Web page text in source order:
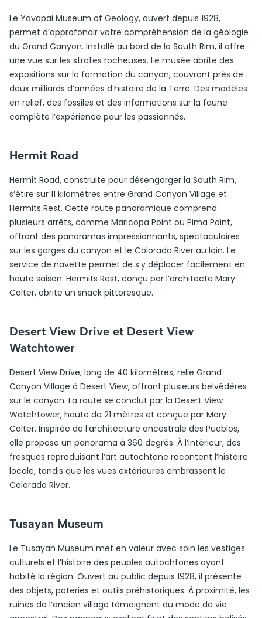
Le Yavapai Museum of Geology, ouvert depuis 1928,
permet d’approfondir votre compréhension de la géologie
du Grand Canyon. Installé au bord de la South Rim, il offre
une vue sur les strates rocheuses. Le musée abrite des
expositions sur la formation du canyon, couvrant près de
deux milliards d’années d’histoire de la Terre. Des modèles
en relief, des fossiles et des informations sur la faune
complète l’expérience pour les passionnés.
Hermit Road
Hermit Road, construite pour désengorger la South Rim,
s’étire sur 11 kilomètres entre Grand Canyon Village et
Hermits Rest. Cette route panoramique comprend
plusieurs arrêts, comme Maricopa Point ou Pima Point,
offrant des panoramas impressionnants, spectaculaires
sur les gorges du canyon et le Colorado River au loin. Le
service de navette permet de s’y déplacer facilement en
haute saison. Hermits Rest, conçu par l’architecte Mary
Colter, abrite un snack pittoresque.
Desert View Drive et Desert View
Watchtower
Desert View Drive, long de 40 kilomètres, relie Grand
Canyon Village à Desert View, offrant plusieurs belvédères
sur le canyon. La route se conclut par la Desert View
Watchtower, haute de 21 mètres et conçue par Mary
Colter. Inspirée de l’architecture ancestrale des Pueblos,
elle propose un panorama à 360 degrés. À l’intérieur, des
fresques reproduisant l’art autochtone racontent l’histoire
locale, tandis que les vues extérieures embrassent le
Colorado River.
Tusayan Museum
Le Tusayan Museum met en valeur avec soin les vestiges
culturels et l’histoire des peuples autochtones ayant
habité la région. Ouvert au public depuis 1928, il présente
des objets, poteries et outils préhistoriques. À proximité, les
ruines de l’ancien village témoignent du mode de vie